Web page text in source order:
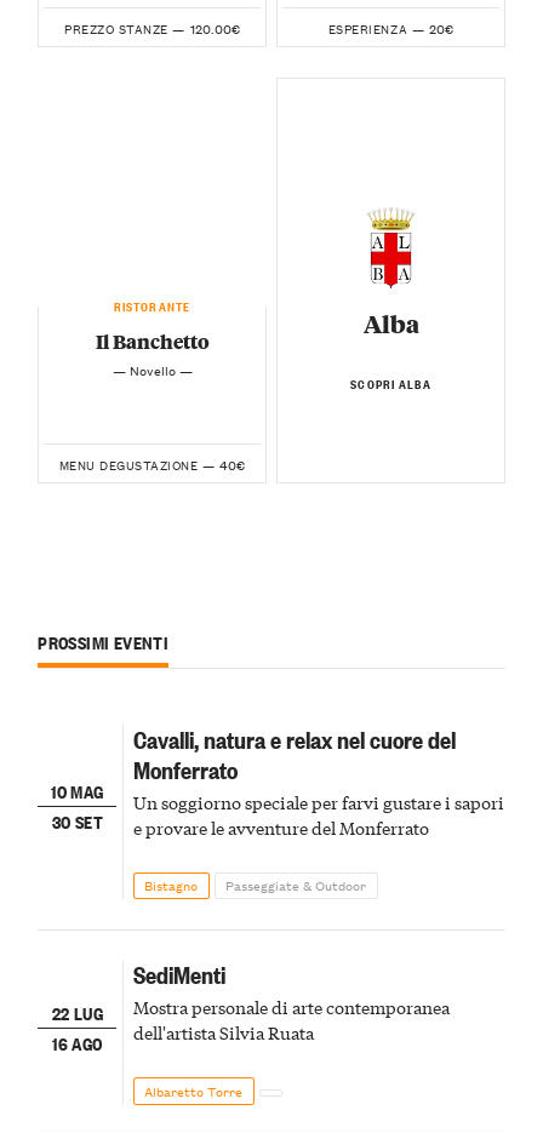
PREZZO STANZE — 120.00€ ESPERIENZA — 20€
RISTORANTE
Il Banchetto
— Novello —
MENU DEGUSTAZIONE — 40€
Alba
SCOPRI ALBA
PROSSIMI EVENTI
10 MAG
30 SET
Cavalli, natura e relax nel cuore del
Monferrato
Un soggiorno speciale per farvi gustare i sapori
e provare le avventure del Monferrato
Bistagno Passeggiate & Outdoor
22 LUG
16 AGO
SediMenti
Mostra personale di arte contemporanea
dell'artista Silvia Ruata
Albaretto Torre